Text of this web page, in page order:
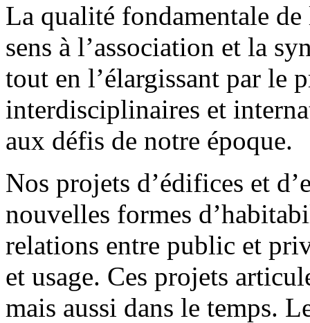
La qualité fondamentale
sens à l’association et la
tout en l’élargissant par le
interdisciplinaires et
aux défis de notre époque.
Nos projets d’édifices et
nouvelles formes
relations entre public et
et usage. Ces projets
mais aussi dans le temps.